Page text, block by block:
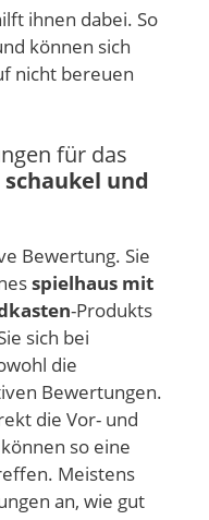
ihnen dabei. So
können sich
nicht bereuen
für das
und
Bewertung. Sie
spielhaus mit
-Produkts
sich bei
die
Bewertungen.
die Vor- und
so eine
Meistens
an, wie gut